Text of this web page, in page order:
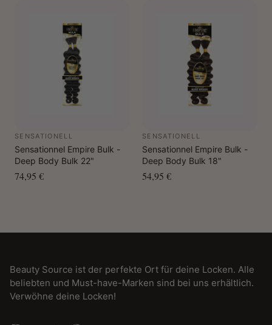
SENSATIONELL
Sensationnel Empire Bulk -
Deep Body Bulk 22"
74,95 €
SENSATIONELL
Sensationnel Empire Bulk -
Deep Body Bulk 18"
54,95 €
Beauty Source ist der perfekte Ort für deine Locken. Alle
beliebten und Must-have-Marken sind bei uns erhältlich.
Verwöhne deine Locken!